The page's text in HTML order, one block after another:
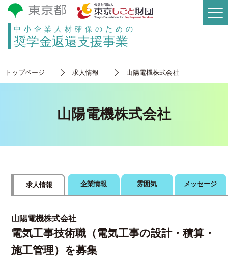
中小企業人材確保のための
奨学金返還支援事業
トップページ 求人情報 山陽電機株式会社
山陽電機株式会社
求人情報 企業情報 雰囲気 メッセージ
山陽電機株式会社
電気工事技術職（電気工事の設計・積算・
施工管理）を募集